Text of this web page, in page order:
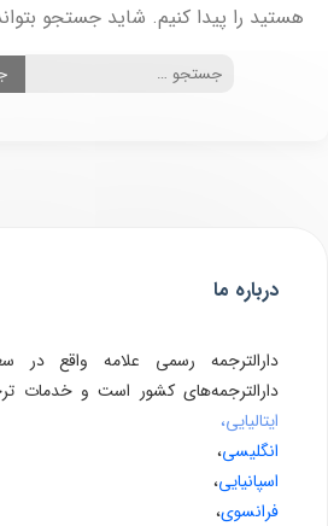
هستید را پیدا کنیم. شاید جستجو
درباره ما
دارالترجمه رسمی علامه واقع در
دارالترجمه‌های کشور است و خدمات
ایتالیایی،
انگلیسی،
اسپانیایی،
فرانسوی،